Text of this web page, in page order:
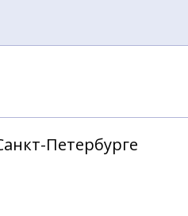
Петербурге